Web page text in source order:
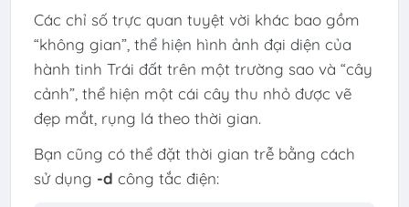
Các chỉ số trực quan tuyệt vời khác bao gồm
“không gian”, thể hiện hình ảnh đại diện của
hành tinh Trái đất trên một trường sao và “cây
cảnh”, thể hiện một cái cây thu nhỏ được vẽ
đẹp mắt, rụng lá theo thời gian.
Bạn cũng có thể đặt thời gian trễ bằng cách
sử dụng -d công tắc điện: